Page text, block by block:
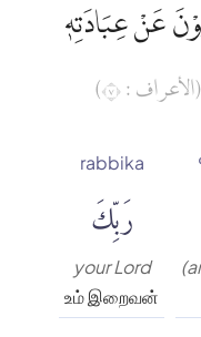
عَنْ عِبَادَتِهٖ
(الأعراف : ٧)
rabbika
رَبِّكَ
your Lord
உம் இறைவன்